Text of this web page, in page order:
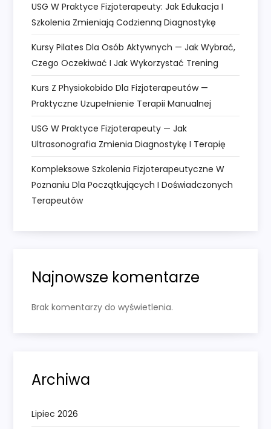
p
i
s
u
USG W Praktyce Fizjoterapeuty: Jak Edukacja I
Szkolenia Zmieniają Codzienną Diagnostykę
Kursy Pilates Dla Osób Aktywnych — Jak Wybrać,
Czego Oczekiwać I Jak Wykorzystać Trening
Kurs Z Physiokobido Dla Fizjoterapeutów —
Praktyczne Uzupełnienie Terapii Manualnej
USG W Praktyce Fizjoterapeuty — Jak
Ultrasonografia Zmienia Diagnostykę I Terapię
Kompleksowe Szkolenia Fizjoterapeutyczne W
Poznaniu Dla Początkujących I Doświadczonych
Terapeutów
Najnowsze komentarze
Brak komentarzy do wyświetlenia.
Archiwa
Lipiec 2026